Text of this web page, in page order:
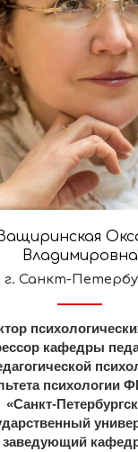
Владимировна
г. Санкт-
кафедры
психологии
«Санкт-
заведующий